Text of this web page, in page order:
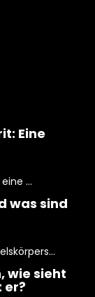
Eine
...
was sind
wie sieht
er?